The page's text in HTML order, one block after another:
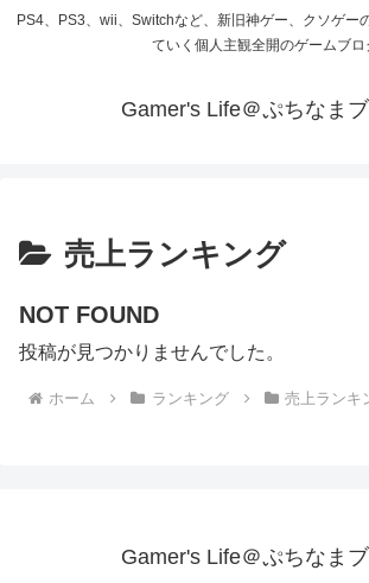
PS4、PS3、wii、Switchなど、新旧神ゲー、クソゲー
ていく個人主観全開のゲームブロ
Gamer's Life＠ぷちなま
売上ランキング
NOT FOUND
投稿が見つかりませんでした。
ホーム ランキング 売上ランキ
Gamer's Life＠ぷちなま